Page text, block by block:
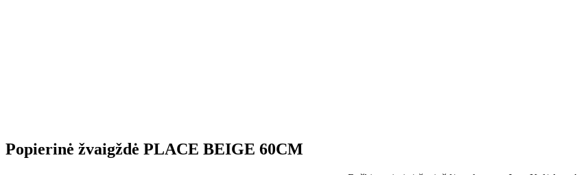
Popierinė žvaigždė PLACE BEIGE 60CM